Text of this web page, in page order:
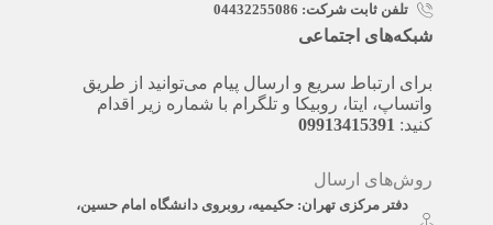
تلفن ثابت شرکت: 04432255086
شبکه‌های اجتماعی
برای ارتباط سریع و ارسال پیام می‌توانید از طریق
واتساپ، ایتا، روبیکا و تلگرام با شماره زیر اقدام
کنید: 09913415391
روش‌های ارسال
دفتر مرکزی تهران: حکیمیه، روبروی دانشگاه امام حسین،